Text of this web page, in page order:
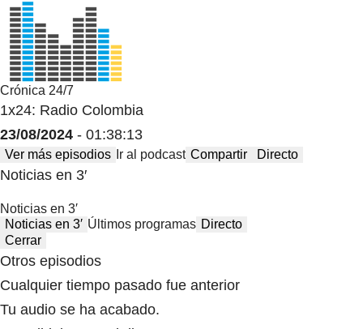
Crónica 24/7
1x24: Radio Colombia
23/08/2024 - 01:38:13
Ver más episodios Ir al podcast Compartir Directo
Noticias en 3′
Noticias en 3′
Noticias en 3′ Últimos programas Directo
Cerrar
Otros episodios
Cualquier tiempo pasado fue anterior
Tu audio se ha acabado.